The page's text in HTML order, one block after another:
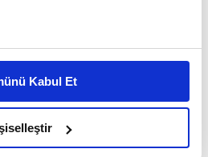
halinde sizlere özel
yaşatabiliriz. Bunu yaparken
bir reklam deneyimi sunmak
içerikleri sunabilmek adına
ve bu noktada,
Kabul Et
Dk Goller Asistler
Altındaş